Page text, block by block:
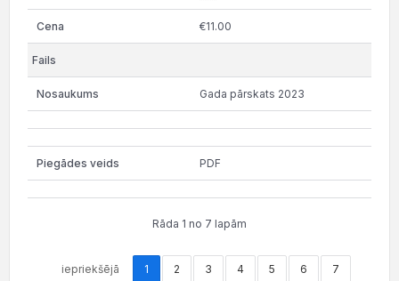
€11.00
Gada pārskats 2023
PDF
Rāda 1 no 7 lapām
iepriekšējā 1 2 3 4 5 6 7